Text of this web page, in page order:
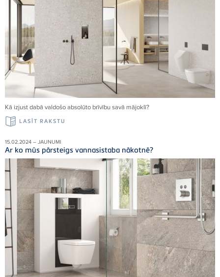
Kā izjust dabā valdošo absolūto brīvību savā mājoklī?
LASĪT RAKSTU
15.02.2024 – JAUNUMI
Ar ko mūs pārsteigs vannasistaba nākotnē?